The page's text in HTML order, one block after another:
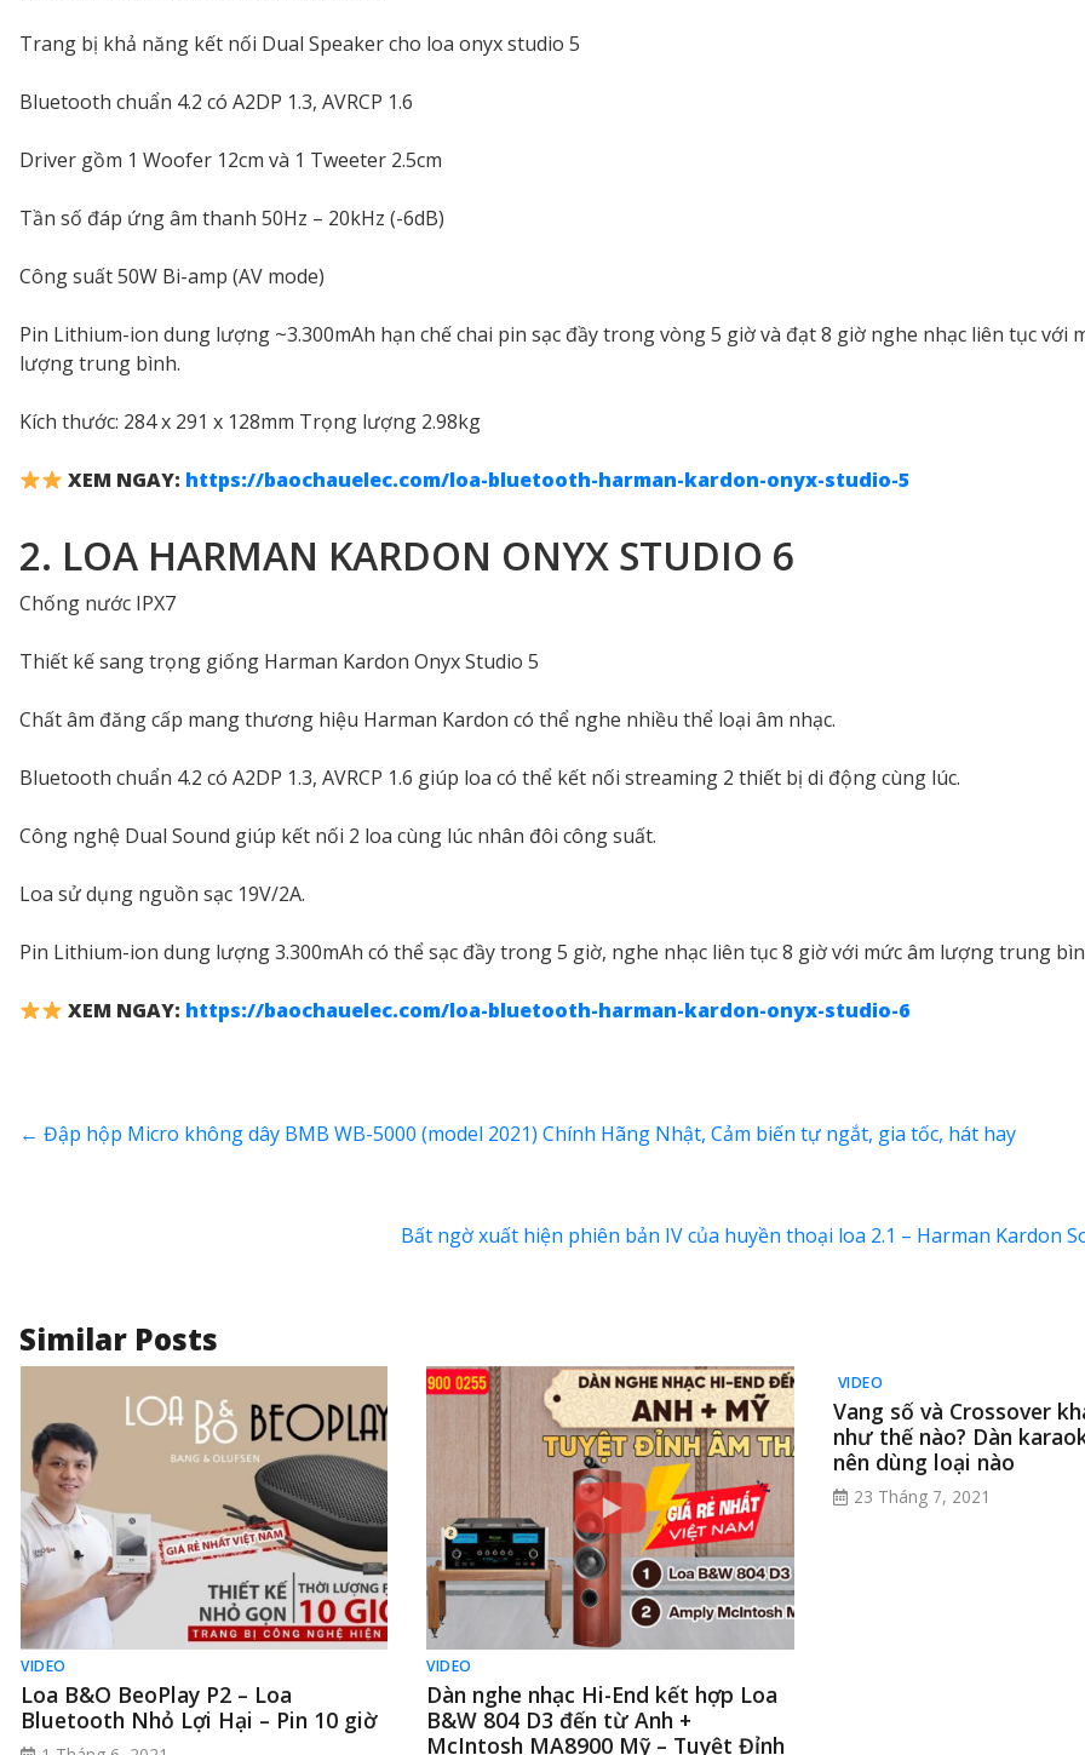
Trang bị khả năng kết nối Dual Speaker cho loa onyx studio 5
Bluetooth chuẩn 4.2 có A2DP 1.3, AVRCP 1.6
Driver gồm 1 Woofer 12cm và 1 Tweeter 2.5cm
Tần số đáp ứng âm thanh 50Hz – 20kHz (-6dB)
Công suất 50W Bi-amp (AV mode)
Pin Lithium-ion dung lượng ~3.300mAh hạn chế chai pin sạc đầy trong vòng 5 giờ và đạt 8 giờ nghe nhạc liên tục với
lượng trung bình.
Kích thước: 284 x 291 x 128mm Trọng lượng 2.98kg
XEM NGAY: https://baochauelec.com/loa-bluetooth-harman-kardon-onyx-studio-5
2. LOA HARMAN KARDON ONYX STUDIO 6
Chống nước IPX7
Thiết kế sang trọng giống Harman Kardon Onyx Studio 5
Chất âm đăng cấp mang thương hiệu Harman Kardon có thể nghe nhiều thể loại âm nhạc.
Bluetooth chuẩn 4.2 có A2DP 1.3, AVRCP 1.6 giúp loa có thể kết nối streaming 2 thiết bị di động cùng lúc.
Công nghệ Dual Sound giúp kết nối 2 loa cùng lúc nhân đôi công suất.
Loa sử dụng nguồn sạc 19V/2A.
Pin Lithium-ion dung lượng 3.300mAh có thể sạc đầy trong 5 giờ, nghe nhạc liên tục 8 giờ với mức âm lượng trung
XEM NGAY: https://baochauelec.com/loa-bluetooth-harman-kardon-onyx-studio-6
← Đập hộp Micro không dây BMB WB-5000 (model 2021) Chính Hãng Nhật, Cảm biến tự ngắt, gia tốc, hát hay
Bất ngờ xuất hiện phiên bản IV của huyền thoại loa 2.1 – Harman Kardon
Similar Posts
VIDEO
Loa B&O BeoPlay P2 – Loa
Bluetooth Nhỏ Lợi Hại – Pin 10 giờ
VIDEO
Dàn nghe nhạc Hi-End kết hợp Loa
B&W 804 D3 đến từ Anh +
McIntosh MA8900 Mỹ – Tuyệt Đỉnh
VIDEO
Vang số và Crossover
như thế nào? Dàn
nên dùng loại nào
23 Tháng 7, 2021